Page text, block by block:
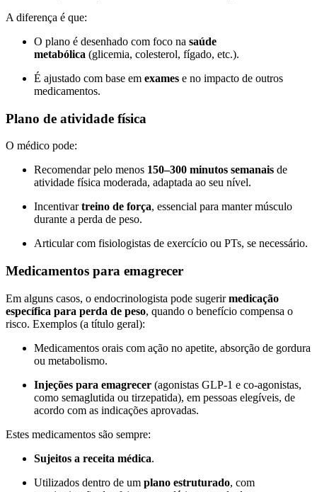
A diferença é que:
O plano é desenhado com foco na saúde
metabólica (glicemia, colesterol, fígado, etc.).
É ajustado com base em exames e no impacto de outros
medicamentos.
Plano de atividade física
O médico pode:
Recomendar pelo menos 150–300 minutos semanais de
atividade física moderada, adaptada ao seu nível.
Incentivartreino de força, essencial para manter músculo
durante a perda de peso.
Articular com fisiologistas de exercício ou PTs, se necessário.
Medicamentos para emagrecer
Em alguns casos, o endocrinologista pode sugerirmedicação
específica para perda de peso, quando o benefício compensa o
risco. Exemplos (a título geral):
Medicamentos orais com ação no apetite, absorção de gordura
ou metabolismo.
Injeções para emagrecer (agonistas GLP-1 e co-agonistas,
como semaglutida ou tirzepatida), em pessoas elegíveis, de
acordo com as indicações aprovadas.
Estes medicamentos são sempre:
Sujeitos a receita médica.
Utilizados dentro de um plano estruturado, com